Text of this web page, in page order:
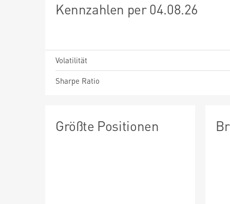
Kennzahlen per 04.08.26
Volatilität
Sharpe Ratio
Größte Positionen